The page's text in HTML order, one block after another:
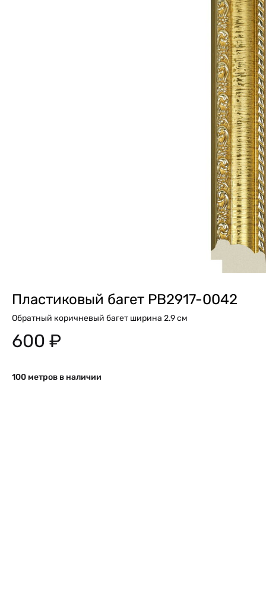
Пластиковый багет PB2917-0042
Обратный коричневый багет ширина 2.9 см
600 ₽
100 метров в наличии